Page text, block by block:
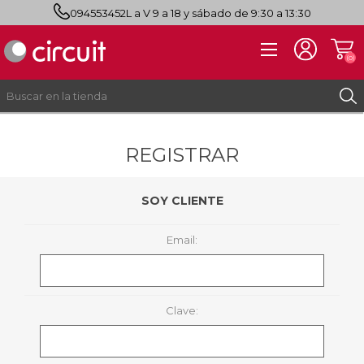
094553452L a V 9 a 18 y sábado de 9:30 a 13:30
(0)
REGISTRAR
SOY CLIENTE
Email:
Clave: